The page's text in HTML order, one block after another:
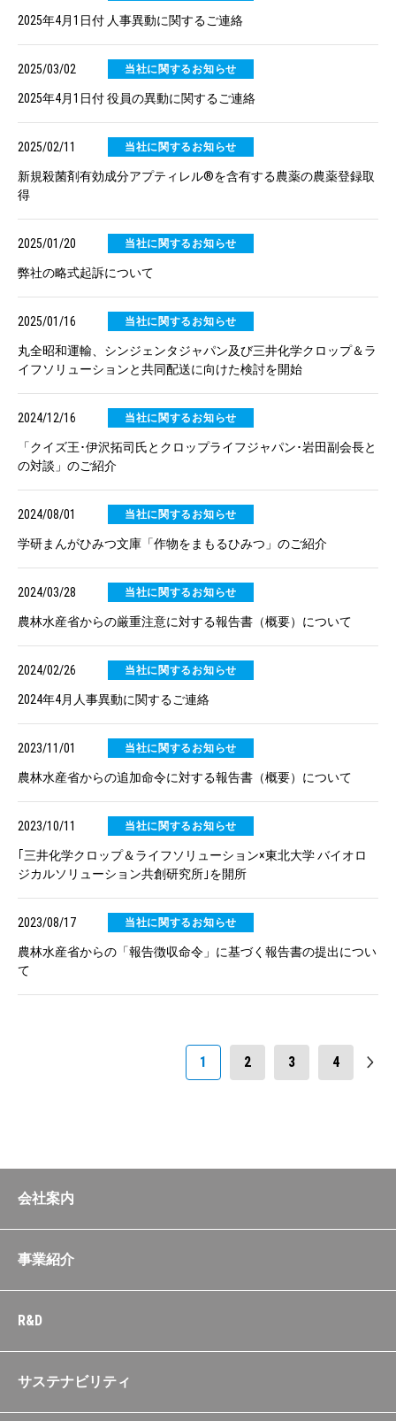
2025年4月1日付 人事異動に関するご連絡
2025/03/02 当社に関するお知らせ
2025年4月1日付 役員の異動に関するご連絡
2025/02/11 当社に関するお知らせ
新規殺菌剤有効成分アプティレル®を含有する農薬の農薬登録取
得
2025/01/20 当社に関するお知らせ
弊社の略式起訴について
2025/01/16 当社に関するお知らせ
丸全昭和運輸、シンジェンタジャパン及び三井化学クロップ＆ラ
イフソリューションと共同配送に向けた検討を開始
2024/12/16 当社に関するお知らせ
「クイズ王･伊沢拓司氏とクロップライフジャパン･岩田副会長と
の対談」のご紹介
2024/08/01 当社に関するお知らせ
学研まんがひみつ文庫「作物をまもるひみつ」のご紹介
2024/03/28 当社に関するお知らせ
農林水産省からの厳重注意に対する報告書（概要）について
2024/02/26 当社に関するお知らせ
2024年4月人事異動に関するご連絡
2023/11/01 当社に関するお知らせ
農林水産省からの追加命令に対する報告書（概要）について
2023/10/11 当社に関するお知らせ
｢三井化学クロップ＆ライフソリューション×東北大学 バイオロ
ジカルソリューション共創研究所｣を開所
2023/08/17 当社に関するお知らせ
農林水産省からの「報告徴収命令」に基づく報告書の提出につい
て
1 2 3 4
会社案内
事業紹介
R&D
サステナビリティ